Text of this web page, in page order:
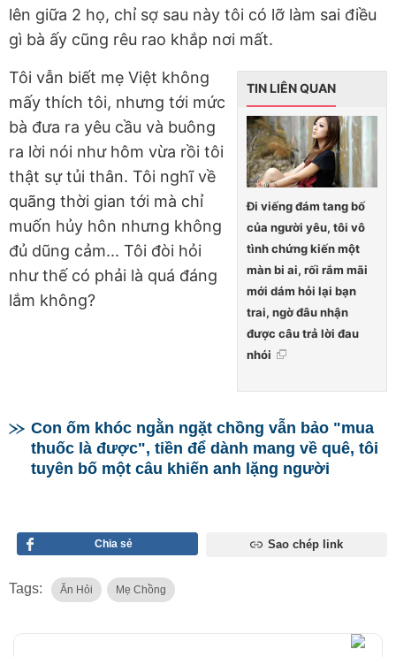
lên giữa 2 họ, chỉ sợ sau này tôi có lỡ làm sai điều
gì bà ấy cũng rêu rao khắp nơi mất.
TIN LIÊN QUAN
Đi viếng đám tang bố
của người yêu, tôi vô
tình chứng kiến một
màn bi ai, rối rắm mãi
mới dám hỏi lại bạn
trai, ngờ đâu nhận
được câu trả lời đau
nhói
Tôi vẫn biết mẹ Việt không
mấy thích tôi, nhưng tới mức
bà đưa ra yêu cầu và buông
ra lời nói như hôm vừa rồi tôi
thật sự tủi thân. Tôi nghĩ về
quãng thời gian tới mà chỉ
muốn hủy hôn nhưng không
đủ dũng cảm... Tôi đòi hỏi
như thế có phải là quá đáng
lắm không?
Con ốm khóc ngằn ngặt chồng vẫn bảo "mua
thuốc là được", tiền để dành mang về quê, tôi
tuyên bố một câu khiến anh lặng người
Chia sẻ Sao chép link
Tags: Ăn Hỏi Mẹ Chồng